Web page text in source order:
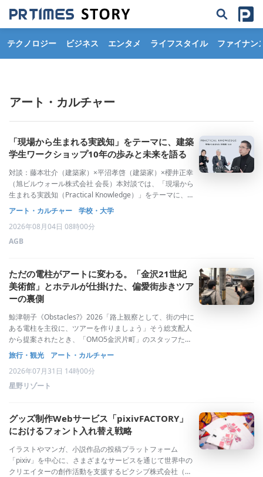
テクノロジー ビジネス エンタメ ライフスタイル ファイナン
アート・カルチャー
「現場から生まれる実践知」をテーマに、建築
学生ワークショップ10年の歩みと未来を語る
対談：藤本壮介（建築家）×平沼孝啓（建築家）×櫻井正幸
（旭ビルウォール株式会社 会長）本対談では、「現場から
生まれる実践知（Practical Knowledge）」をテーマに、大
阪・関西万博の会場デザインプロデューサーを務めた藤本
壮介氏を迎え、建築学生ワークショップが積み重ねてきた
活動を振り返ると
アート・カルチャー
学校・大学
2026年08月04日 08時00分
AGB
ただの電柱がアートに変わる。「金沢21世紀
美術館」とホテルが仕掛けた、偏愛街歩きツア
ーの裏側
鯨津朝子《Obstacles?》2026「路上観察として、街の中に
ある電柱を主役に、ツアーを作りましょう」そう総支配人
から提案されたとき、「OMO5金沢片町」のスタッフたち
は一瞬、耳を疑いました。金沢といえば、美しい茶屋街や
伝統工芸、そして北陸随一のグルメタウンとして知られる
片町など、観光資源にあふ
旅行・観光
アート・カルチャー
2026年07月31日 14時00分
星野リゾート
グッズ制作Webサービス「pixivFACTORY」
におけるフォント入れ替え戦略
イラストやマンガ、小説作品の投稿プラットフォーム
「pixiv」を中心に、さまざまなサービスを通じて世界中の
クリエイターの創作活動を支援するピクシブ株式会社（以